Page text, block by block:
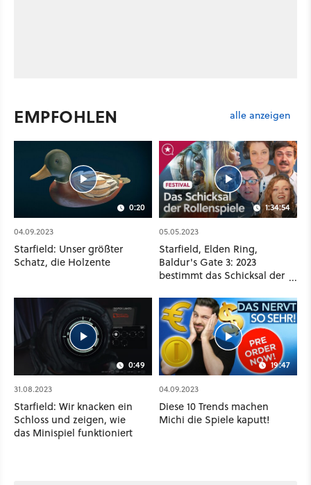
EMPFOHLEN alle anzeigen
0:20
04.09.2023
Starfield: Unser größter
Schatz, die Holzente
1:34:54
05.05.2023
Starfield, Elden Ring,
Baldur's Gate 3: 2023
bestimmt das Schicksal der
0:49
31.08.2023
Starfield: Wir knacken ein
Schloss und zeigen, wie
das Minispiel funktioniert
19:47
04.09.2023
Diese 10 Trends machen
Michi die Spiele kaputt!